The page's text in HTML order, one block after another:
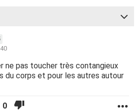
ne pas toucher très contangieux
du corps et pour les autres autour
0